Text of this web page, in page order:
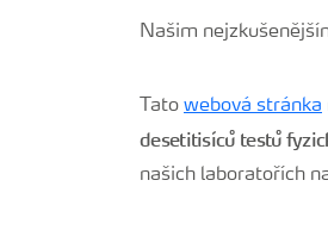
Našim
Tato webová stránka
desetitisíců testů
našich laboratořích